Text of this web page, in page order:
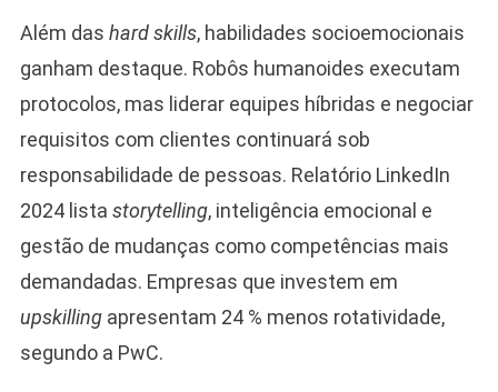
Além das hard skills, habilidades socioemocionais
ganham destaque. Robôs humanoides executam
protocolos, mas liderar equipes híbridas e negociar
requisitos com clientes continuará sob
responsabilidade de pessoas. Relatório LinkedIn
2024 lista storytelling, inteligência emocional e
gestão de mudanças como competências mais
demandadas. Empresas que investem em
upskillingapresentam 24 % menos rotatividade,
segundo a PwC.